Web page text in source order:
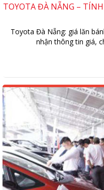
TOYOTA ĐÀ NẴNG –
Toyota Đà Nẵng: giá lăn
nhận thông tin giá,